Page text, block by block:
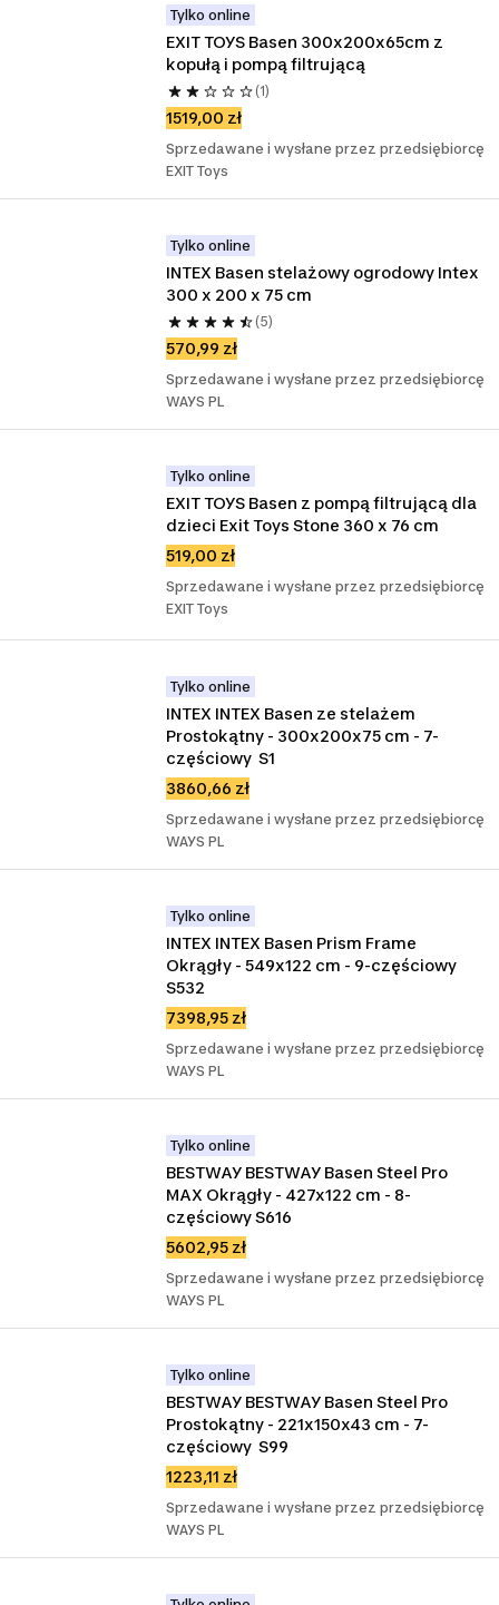
Tylko online
EXIT TOYS Basen 300x200x65cm z
kopułą i pompą filtrującą
(1)
1519,00 zł
Sprzedawane i wysłane przez przedsiębiorcę
EXIT Toys
Tylko online
INTEX Basen stelażowy ogrodowy Intex
300 x 200 x 75 cm
(5)
570,99 zł
Sprzedawane i wysłane przez przedsiębiorcę
WAYS PL
Tylko online
EXIT TOYS Basen z pompą filtrującą dla
dzieci Exit Toys Stone 360 x 76 cm
519,00 zł
Sprzedawane i wysłane przez przedsiębiorcę
EXIT Toys
Tylko online
INTEX INTEX Basen ze stelażem
Prostokątny - 300x200x75 cm - 7-
częściowy  S1
3860,66 zł
Sprzedawane i wysłane przez przedsiębiorcę
WAYS PL
Tylko online
INTEX INTEX Basen Prism Frame
Okrągły - 549x122 cm - 9-częściowy
S532
7398,95 zł
Sprzedawane i wysłane przez przedsiębiorcę
WAYS PL
Tylko online
BESTWAY BESTWAY Basen Steel Pro
MAX Okrągły - 427x122 cm - 8-
częściowy S616
5602,95 zł
Sprzedawane i wysłane przez przedsiębiorcę
WAYS PL
Tylko online
BESTWAY BESTWAY Basen Steel Pro
Prostokątny - 221x150x43 cm - 7-
częściowy  S99
1223,11 zł
Sprzedawane i wysłane przez przedsiębiorcę
WAYS PL